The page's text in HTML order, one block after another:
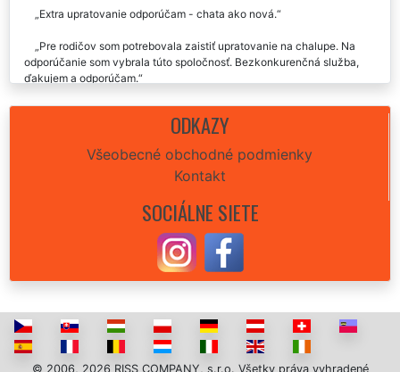
Extra upratovanie odporúčam - chata ako nová.
Pre rodičov som potrebovala zaistiť upratovanie na chalupe. Na
odporúčanie som vybrala túto spoločnosť. Bezkonkurenčná služba,
ďakujem a odporúčam.
Včera som využila umývanie okien na chalupe od tejto firmy. Veľmi
milý prístup a kvalitná práca. Cena zodpovedala, odporúčam.
ODKAZY
Všeobecné obchodné podmienky
Kontakt
SOCIÁLNE SIETE
© 2006, 2026 RISS COMPANY, s.r.o. Všetky práva vyhradené